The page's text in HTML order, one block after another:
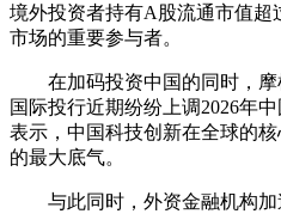
境外投资者持有A股流通市值超
市场的重要参与者。
在加码投资中国的同时，
国际投行近期纷纷上调2026年
表示，中国科技创新在全球的
的最大底气。
与此同时，外资金融机构加